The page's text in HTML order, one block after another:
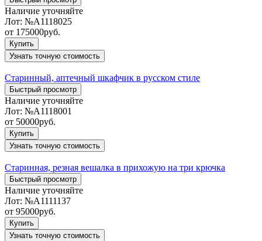
Наличие уточняйте
Лот: №А1118025
от 175000руб.
Купить
Узнать точную стоимость
Старинный, аптечный шкафчик в русском стиле
Быстрый просмотр
Наличие уточняйте
Лот: №А1118001
от 50000руб.
Купить
Узнать точную стоимость
Старинная, резная вешалка в прихожую на три крючка
Быстрый просмотр
Наличие уточняйте
Лот: №А1111137
от 95000руб.
Купить
Узнать точную стоимость